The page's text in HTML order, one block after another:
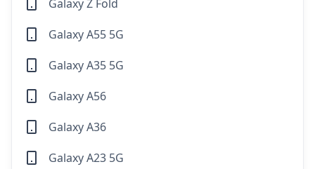
Galaxy Z Fold
Galaxy A55 5G
Galaxy A35 5G
Galaxy A56
Galaxy A36
Galaxy A23 5G